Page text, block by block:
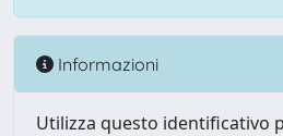
Informazioni
Utilizza questo identificativo